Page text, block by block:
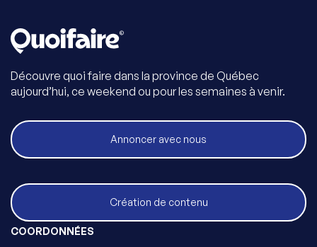
Découvre quoi faire dans la province de Québec
aujourd’hui, ce weekend ou pour les semaines à venir.
Annoncer avec nous
Création de contenu
COORDONNÉES